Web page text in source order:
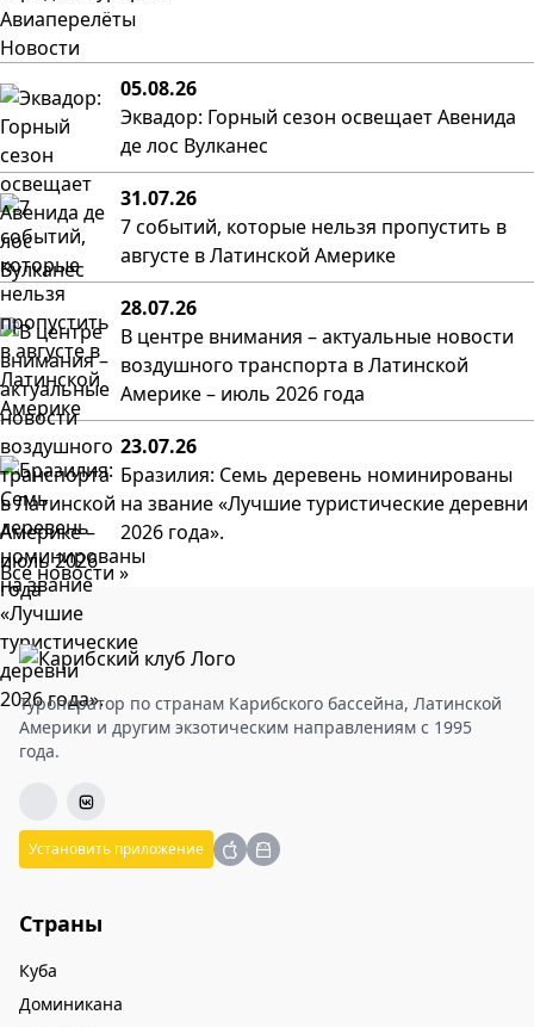
Авиаперелёты
Новости
05.08.26
Эквадор: Горный сезон освещает Авенида
де лос Вулканес
31.07.26
7 событий, которые нельзя пропустить в
августе в Латинской Америке
28.07.26
В центре внимания – актуальные новости
воздушного транспорта в Латинской
Америке – июль 2026 года
23.07.26
Бразилия: Семь деревень номинированы
на звание «Лучшие туристические деревни
2026 года».
Все новости »
Туроператор по странам Карибского бассейна, Латинской
Америки и другим экзотическим направлениям с 1995
года.
Установить приложение
Страны
Куба
Доминикана